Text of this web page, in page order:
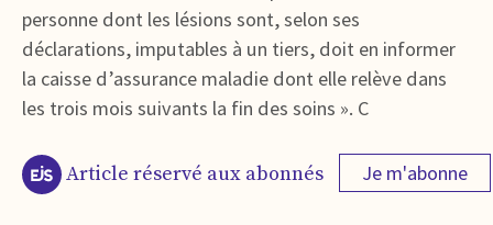
personne dont les lésions sont, selon ses
déclarations, imputables à un tiers, doit en informer
la caisse d’assurance maladie dont elle relève dans
les trois mois suivants la fin des soins ». C
Article réservé aux abonnés Je m'abonne